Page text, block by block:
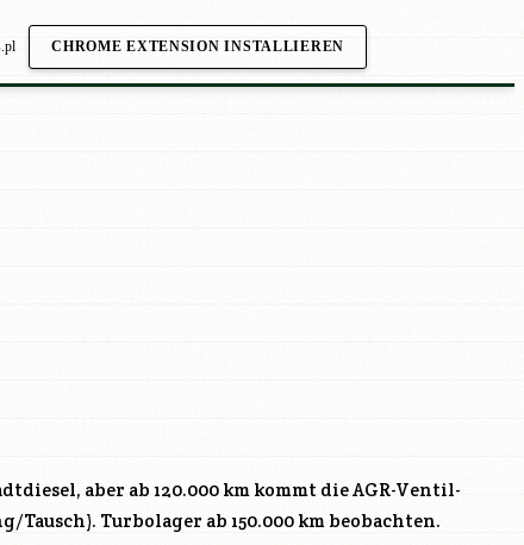
CHROME EXTENSION INSTALLIEREN
aber ab 120.000 km kommt die AGR-Ventil-
Tausch). Turbolager ab 150.000 km beobachten.